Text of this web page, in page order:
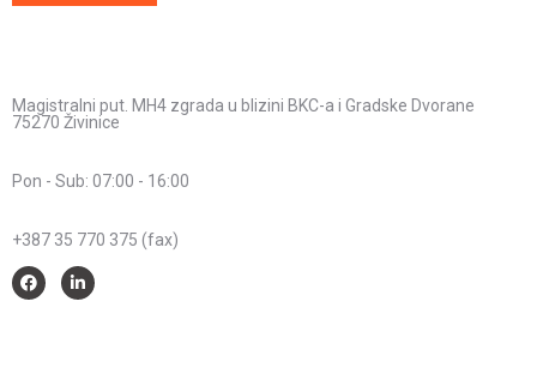
Magistralni put. MH4 zgrada u blizini BKC-a i Gradske Dvorane
75270 Živinice
Pon - Sub: 07:00 - 16:00
+387 35 770 375 (fax)